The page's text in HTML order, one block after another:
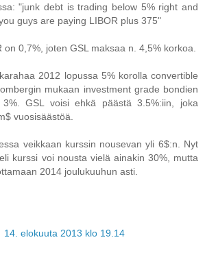
"junk debt is trading below 5% right and
guys are paying LIBOR plus 375"
on 0,7%, joten GSL maksaa n. 4,5% korkoa.
2012 lopussa 5% korolla convertible
mukaan investment grade bondien
GSL voisi ehkä päästä 3.5%:iin, joka
vuosisäästöä.
veikkaan kurssin nousevan yli 6$:n. Nyt
kurssi voi nousta vielä ainakin 30%, mutta
2014 joulukuuhun asti.
14. elokuuta 2013 klo 19.14